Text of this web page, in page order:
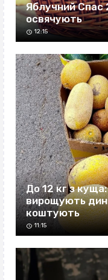
Яблучний Спас
освячують
12:15
До 12 кг з
вирощують
коштують
11:15